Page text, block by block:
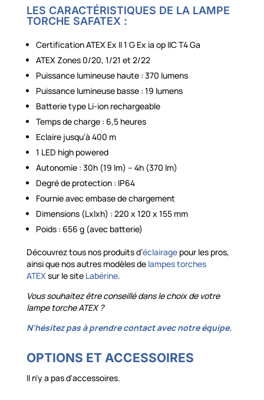
LES CARACTÉRISTIQUES DE LA LAMPE
TORCHE SAFATEX :
Certification ATEX Ex II 1 G Ex ia op IIC T4 Ga
ATEX Zones 0/20, 1/21 et 2/22
Puissance lumineuse haute : 370 lumens
Puissance lumineuse basse : 19 lumens
Batterie type Li-ion rechargeable
Temps de charge : 6,5 heures
Eclaire jusqu’à 400 m
1 LED high powered
Autonomie : 30h (19 lm) – 4h (370 lm)
Degré de protection : IP64
Fournie avec embase de chargement
Dimensions (Lxlxh) : 220 x 120 x 155 mm
Poids : 656 g (avec batterie)
Découvrez tous nos produits d’éclairagepour les pros,
ainsi que nos autres modèles de lampes torches
ATEXsur le siteLabérine.
Vous souhaitez être conseillé dans le choix de votre
lampe torche ATEX ?
N’hésitez pas à prendre contact avec notre équipe.
OPTIONS ET ACCESSOIRES
Il n'y a pas d'accessoires.